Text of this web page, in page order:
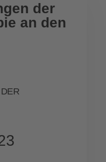
der
an den